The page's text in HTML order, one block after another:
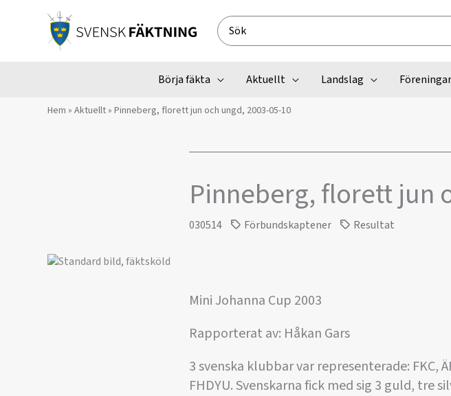
Search
for:
Börja fäkta Aktuellt Landslag Föreningar
Hem » Aktuellt» Pinneberg, florett jun och ungd, 2003-05-10
Pinneberg, florett jun
030514 Förbundskaptener Resultat
Mini Johanna Cup 2003
Rapporterat av: Håkan Gars
3 svenska klubbar var representerade: FKC,
FHDYU. Svenskarna fick med sig 3 guld, tre